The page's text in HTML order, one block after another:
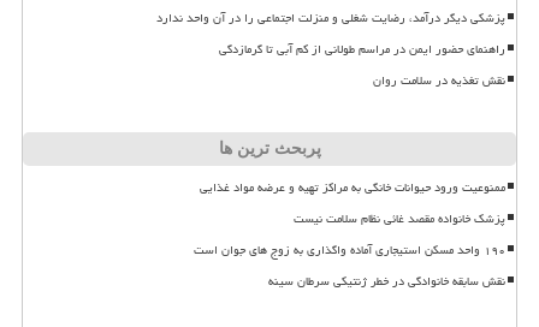
پزشکی دیگر درآمد، رضایت شغلی و منزلت اجتماعی را در آن واحد ندارد
راهنمای حضور ایمن در مراسم طولانی از کم آبی تا گرمازدگی
نقش تغذیه در سلامت روان
پربحث ترین ها
ممنوعیت ورود حیوانات خانگی به مراکز تهیه و عرضه مواد غذایی
پزشک خانواده مقصد غائی نظام سلامت نیست
۱۹۰ واحد مسکن استیجاری آماده واگذاری به زوج های جوان است
نقش سابقه خانوادگی در خطر ژنتیکی سرطان سینه